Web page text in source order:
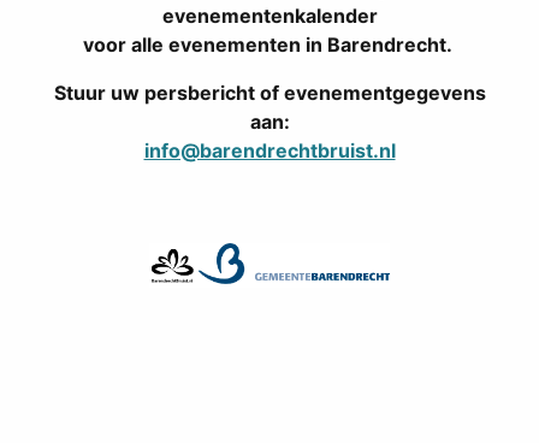
evenementenkalender
voor alle evenementen in Barendrecht.
Stuur uw persbericht of evenementgegevens
aan:
info@barendrechtbruist.nl